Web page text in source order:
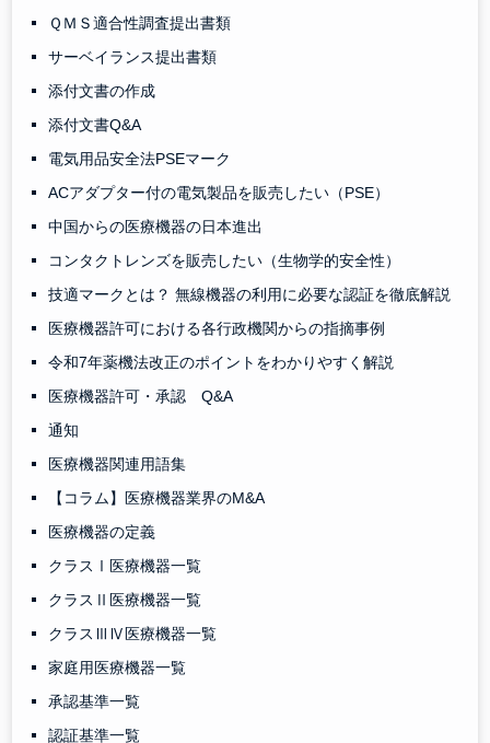
ＱＭＳ適合性調査提出書類
サーベイランス提出書類
添付文書の作成
添付文書Q&A
電気用品安全法PSEマーク
ACアダプター付の電気製品を販売したい（PSE）
中国からの医療機器の日本進出
コンタクトレンズを販売したい（生物学的安全性）
技適マークとは？ 無線機器の利用に必要な認証を徹底解説
医療機器許可における各行政機関からの指摘事例
令和7年薬機法改正のポイントをわかりやすく解説
医療機器許可・承認 Q&A
通知
医療機器関連用語集
【コラム】医療機器業界のM&A
医療機器の定義
クラスⅠ医療機器一覧
クラスⅡ医療機器一覧
クラスⅢⅣ医療機器一覧
家庭用医療機器一覧
承認基準一覧
認証基準一覧